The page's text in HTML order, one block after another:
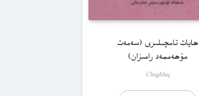
ھايات تامچىلىرى (سەمەت
مۇھەممەد رامىزان)
Choghluq